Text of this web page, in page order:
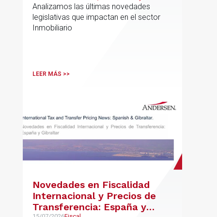
Urbanismo
Analizamos las últimas novedades
legislativas que impactan en el sector
Inmobiliario
LEER MÁS >>
Novedades en Fiscalidad
Internacional y Precios de
Transferencia: España y